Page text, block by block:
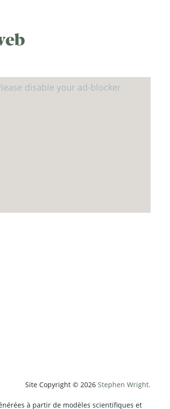
Site Copyright © 2026 Stephen Wright.
à partir de modèles scientifiques et